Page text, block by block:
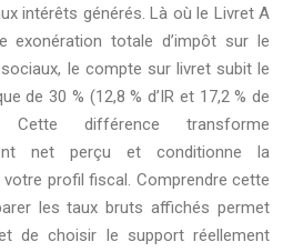
intérêts générés. Là où le Livret A
exonération totale d’impôt sur le
le compte sur livret subit le
de 30 % (12,8 % d’IR et 17,2 % de
Cette différence transforme
net perçu et conditionne la
profil fiscal. Comprendre cette
les taux bruts affichés permet
de choisir le support réellement